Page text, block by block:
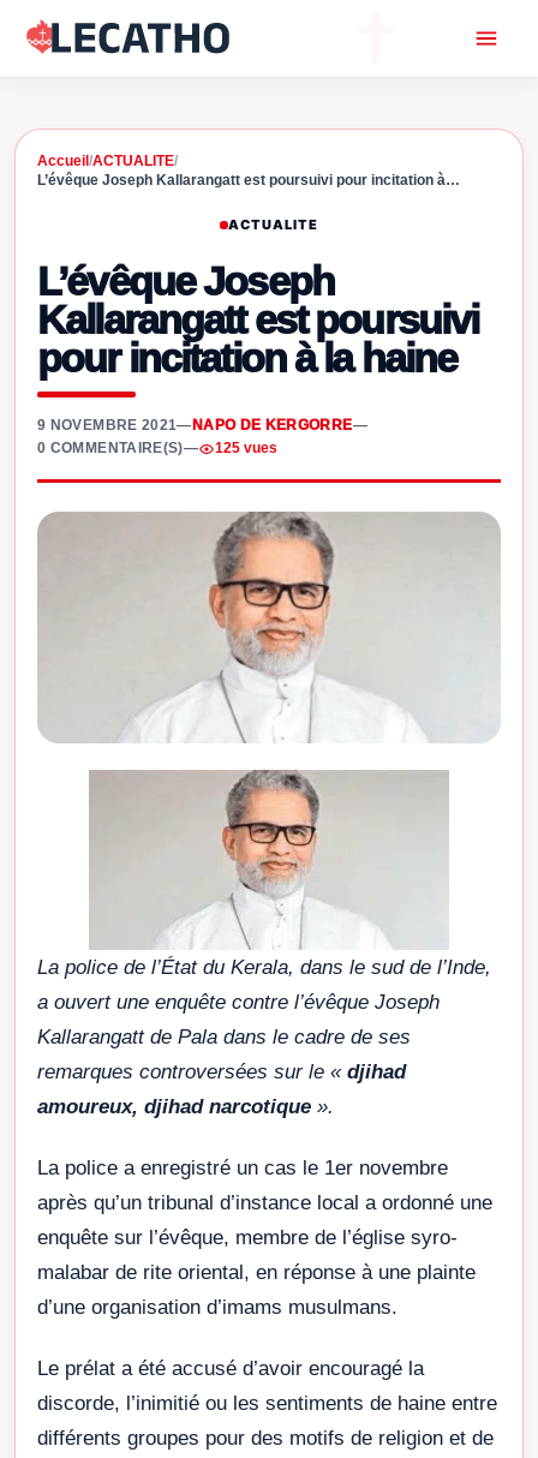
Accueil /ACTUALITE/
L’évêque Joseph Kallarangatt est poursuivi pour incitation à…
ACTUALITE
L’évêque Joseph
Kallarangatt est poursuivi
pour incitation à la haine
9 NOVEMBRE 2021— NAPO DE KERGORRE—
0 COMMENTAIRE(S)— 125 vues
La police de l’État du Kerala, dans le sud de l’Inde,
a ouvert une enquête contre l’évêque Joseph
Kallarangatt de Pala dans le cadre de ses
remarques controversées sur le « djihad
amoureux, djihad narcotique ».
La police a enregistré un cas le 1er novembre
après qu’un tribunal d’instance local a ordonné une
enquête sur l’évêque, membre de l’église syro-
malabar de rite oriental, en réponse à une plainte
d’une organisation d’imams musulmans.
Le prélat a été accusé d’avoir encouragé la
discorde, l’inimitié ou les sentiments de haine entre
différents groupes pour des motifs de religion et de